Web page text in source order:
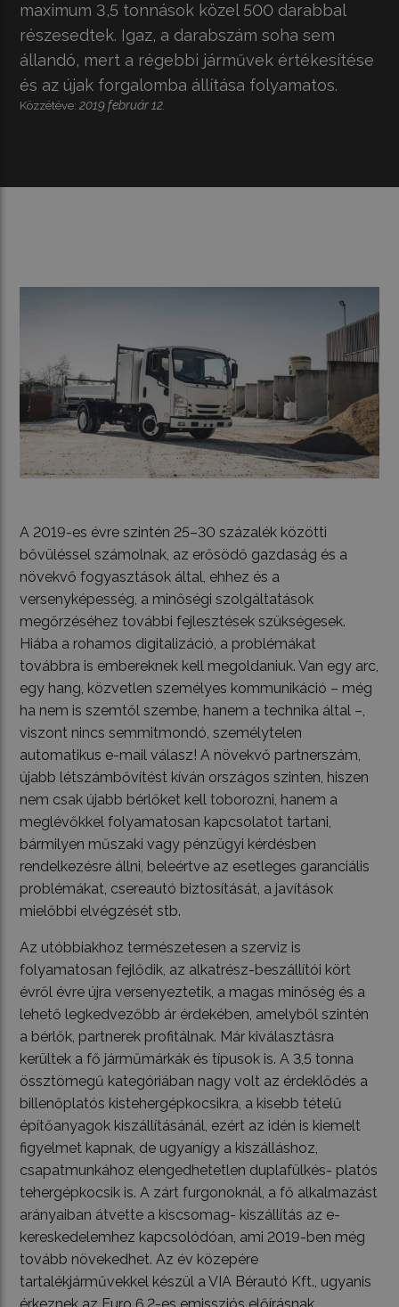
maximum 3,5 tonnások közel 500 darabbal
részesedtek. Igaz, a darabszám soha sem
állandó, mert a régebbi járművek értékesítése
és az újak forgalomba állítása folyamatos.
Közzétéve:2019 február 12.
A 2019-es évre szintén 25–30 százalék közötti
bővüléssel számolnak, az erősödő gazdaság és a
növekvő fogyasztások által, ehhez és a
versenyképesség, a minőségi szolgáltatások
megőrzéséhez további fejlesztések szükségesek.
Hiába a rohamos digitalizáció, a problémákat
továbbra is embereknek kell megoldaniuk. Van egy arc,
egy hang, közvetlen személyes kommunikáció – még
ha nem is szemtől szembe, hanem a technika által –,
viszont nincs semmitmondó, személytelen
automatikus e-mail válasz! A növekvő partnerszám,
újabb létszámbővítést kíván országos szinten, hiszen
nem csak újabb bérlőket kell toborozni, hanem a
meglévőkkel folyamatosan kapcsolatot tartani,
bármilyen műszaki vagy pénzügyi kérdésben
rendelkezésre állni, beleértve az esetleges garanciális
problémákat, csereautó biztosítását, a javítások
mielőbbi elvégzését stb.
Az utóbbiakhoz természetesen a szerviz is
folyamatosan fejlődik, az alkatrész-beszállítói kört
évről évre újra versenyeztetik, a magas minőség és a
lehető legkedvezőbb ár érdekében, amelyből szintén
a bérlők, partnerek profitálnak. Már kiválasztásra
kerültek a fő járműmárkák és típusok is. A 3,5 tonna
össztömegű kategóriában nagy volt az érdeklődés a
billenőplatós kistehergépkocsikra, a kisebb tételű
építőanyagok kiszállításánál, ezért az idén is kiemelt
figyelmet kapnak, de ugyanígy a kiszálláshoz,
csapatmunkához elengedhetetlen duplafülkés- platós
tehergépkocsik is. A zárt furgonoknál, a fő alkalmazást
arányaiban átvette a kiscsomag- kiszállítás az e-
kereskedelemhez kapcsolódóan, ami 2019-ben még
tovább növekedhet. Az év közepére
tartalékjárművekkel készül a VIA Bérautó Kft., ugyanis